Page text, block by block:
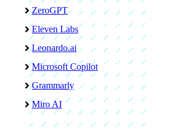
ZeroGPT
Eleven Labs
Leonardo.ai
Microsoft Copilot
Grammarly
Miro AI